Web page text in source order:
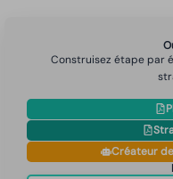
Construisez étape par
Créateur